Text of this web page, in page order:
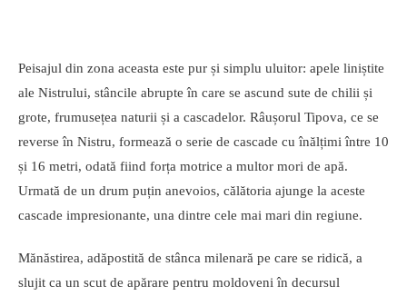
Peisajul din zona aceasta este pur și simplu uluitor: apele liniștite
ale Nistrului, stâncile abrupte în care se ascund sute de chilii și
grote, frumusețea naturii și a cascadelor. Râușorul Tipova, ce se
reverse în Nistru, formează o serie de cascade cu înălțimi între 10
și 16 metri, odată fiind forța motrice a multor mori de apă.
Urmată de un drum puțin anevoios, călătoria ajunge la aceste
cascade impresionante, una dintre cele mai mari din regiune.
Mănăstirea, adăpostită de stânca milenară pe care se ridică, a
slujit ca un scut de apărare pentru moldoveni în decursul